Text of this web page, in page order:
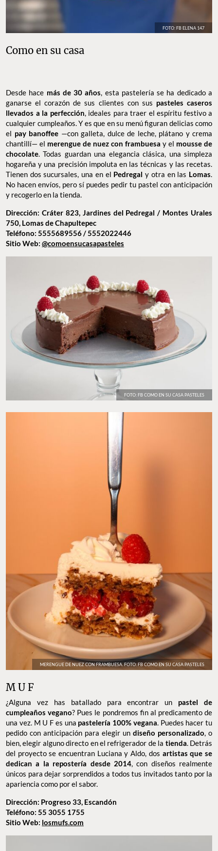
FOTO: FB ELENA 147
Como en su casa
Desde hace más de 30 años, esta pastelería se ha dedicado a
ganarse el corazón de sus clientes con sus pasteles caseros
llevados a la perfección, ideales para traer el espíritu festivo a
cualquier cumpleaños. Y es que en su menú figuran delicias como
el pay banoffee —con galleta, dulce de leche, plátano y crema
chantillí— el merengue de nuez con frambuesa y el mousse de
chocolate. Todas guardan una elegancia clásica, una simpleza
hogareña y una precisión impoluta en las técnicas y las recetas.
Tienen dos sucursales, una en el Pedregal y otra en las Lomas.
No hacen envíos, pero sí puedes pedir tu pastel con anticipación
y recogerlo en la tienda.
Dirección: Cráter 823, Jardines del Pedregal / Montes Urales
750, Lomas de Chapultepec
Teléfono: 5555689556 / 5552022446
Sitio Web: @comoensucasapasteles
FOTO: FB COMO EN SU CASA PASTELES
MERENGUE DE NUEZ CON FRAMBUESA. FOTO: FB COMO EN SU CASA PASTELES
M U F
¿Alguna vez has batallado para encontrar un pastel de
cumpleaños vegano? Pues le pondremos fin al predicamento de
una vez. M U F es una pastelería 100% vegana. Puedes hacer tu
pedido con anticipación para elegir un diseño personalizado, o
bien, elegir alguno directo en el refrigerador de la tienda. Detrás
del proyecto se encuentran Luciana y Aldo, dos artistas que se
dedican a la repostería desde 2014, con diseños realmente
únicos para dejar sorprendidos a todos tus invitados tanto por la
apariencia como por el sabor.
Dirección: Progreso 33, Escandón
Teléfono: 55 3055 1755
Sitio Web: losmufs.com